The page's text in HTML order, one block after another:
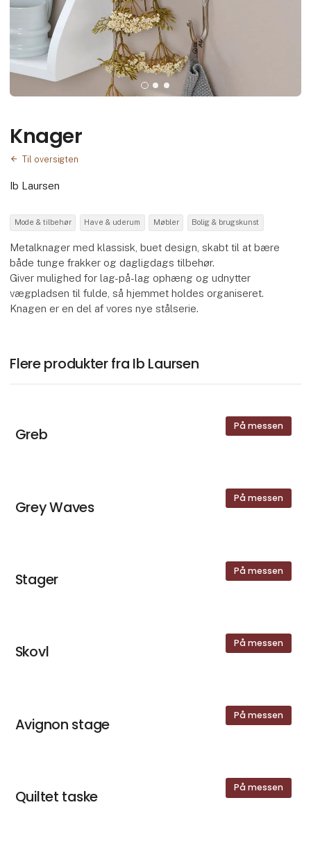
Knager
Til oversigten
Ib Laursen
Mode & tilbehør Have & uderum Møbler Bolig & brugskunst
Metalknager med klassisk, buet design, skabt til at bære
både tunge frakker og dagligdags tilbehør.
Giver mulighed for lag-på-lag ophæng og udnytter
vægpladsen til fulde, så hjemmet holdes organiseret.
Knagen er en del af vores nye stålserie.
Flere produkter fra Ib Laursen
På messen
Greb
På messen
Grey Waves
På messen
Stager
På messen
Skovl
På messen
Avignon stage
På messen
Quiltet taske